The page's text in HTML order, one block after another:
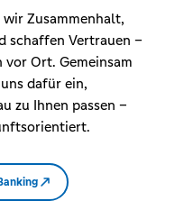
Zusammenhalt,
schaffen Vertrauen –
Ort. Gemeinsam
dafür ein,
zu Ihnen passen –